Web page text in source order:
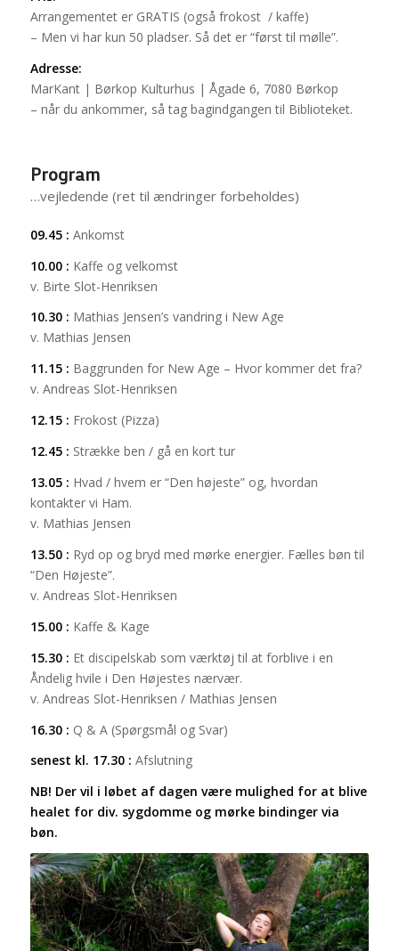
Arrangementet er GRATIS (også frokost / kaffe)
– Men vi har kun 50 pladser. Så det er “først til mølle”.
Adresse:
MarKant | Børkop Kulturhus | Ågade 6, 7080 Børkop
– når du ankommer, så tag bagindgangen til Biblioteket.
Program
…vejledende (ret til ændringer forbeholdes)
09.45 : Ankomst
10.00 : Kaffe og velkomst
v. Birte Slot-Henriksen
10.30 : Mathias Jensen’s vandring i New Age
v. Mathias Jensen
11.15 : Baggrunden for New Age – Hvor kommer det fra?
v. Andreas Slot-Henriksen
12.15 : Frokost (Pizza)
12.45 : Strække ben / gå en kort tur
13.05 : Hvad / hvem er “Den højeste” og, hvordan
kontakter vi Ham.
v. Mathias Jensen
13.50 : Ryd op og bryd med mørke energier. Fælles bøn til
“Den Højeste”.
v. Andreas Slot-Henriksen
15.00 : Kaffe & Kage
15.30 : Et discipelskab som værktøj til at forblive i en
Åndelig hvile i Den Højestes nærvær.
v. Andreas Slot-Henriksen / Mathias Jensen
16.30 : Q & A (Spørgsmål og Svar)
senest kl. 17.30 : Afslutning
NB! Der vil i løbet af dagen være mulighed for at blive
healet for div. sygdomme og mørke bindinger via
bøn.